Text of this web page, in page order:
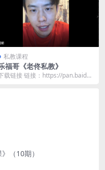
私教课程
福哥《老佟私教》
载链接 链接：https://pan.baidu.
（10期）